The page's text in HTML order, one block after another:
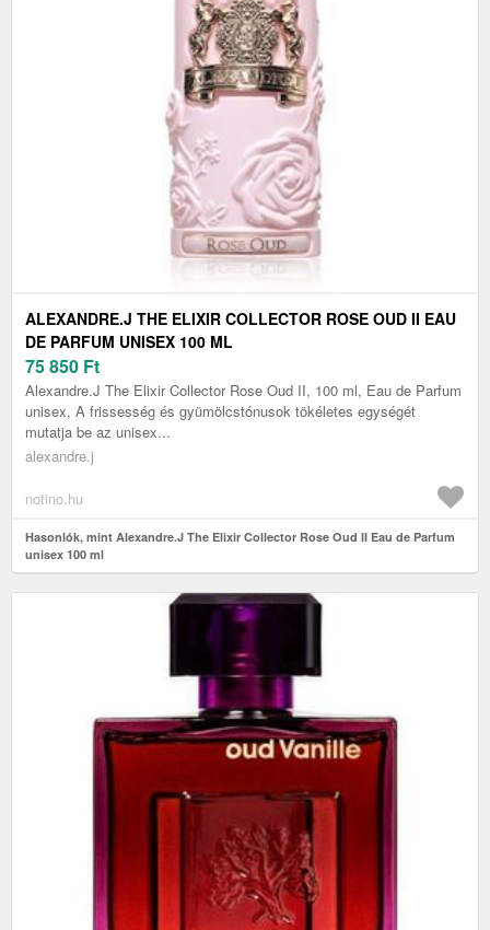
ALEXANDRE.J THE ELIXIR COLLECTOR ROSE OUD II EAU
DE PARFUM UNISEX 100 ML
75 850 Ft
Alexandre.J The Elixir Collector Rose Oud II, 100 ml, Eau de Parfum
unisex, A frissesség és gyümölcstónusok tökéletes egységét
mutatja be az unisex...
alexandre.j
notino.hu
Hasonlók, mint Alexandre.J The Elixir Collector Rose Oud II Eau de Parfum
unisex 100 ml